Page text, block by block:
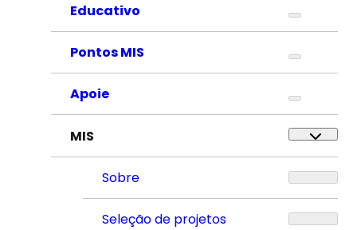
Educativo
Pontos MIS
Apoie
MIS
Sobre
Seleção de projetos